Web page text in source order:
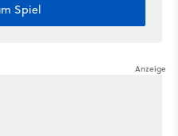
Spiel